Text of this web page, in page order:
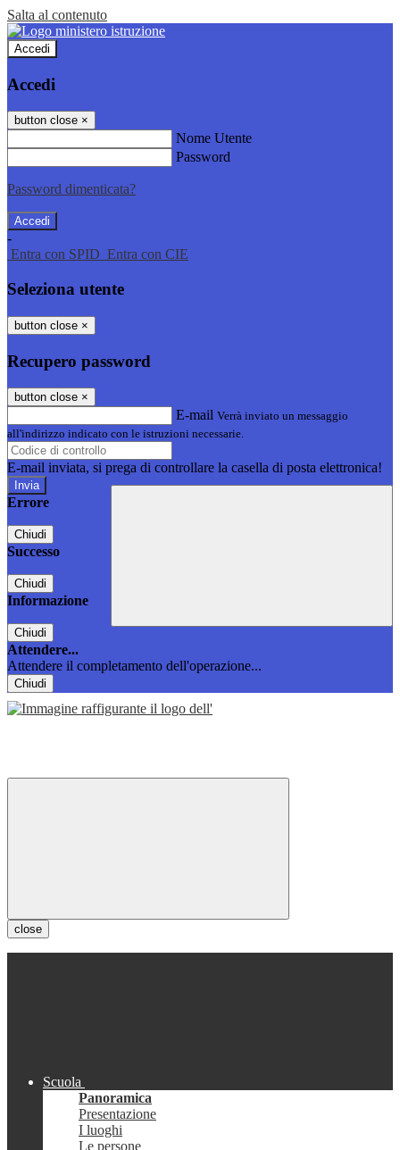
Salta al contenuto
Accedi
Accedi
button close ×
Nome Utente
Password
Password dimenticata?
-
Entra con SPID Entra con CIE
Seleziona utente
button close ×
Recupero password
button close ×
E-mail Verrà inviato un messaggio
all'indirizzo indicato con le istruzioni necessarie.
E-mail inviata, si prega di controllare la casella di posta elettronica!
Errore
Chiudi
Successo
Chiudi
Informazione
Chiudi
Attendere...
Attendere il completamento dell'operazione...
Chiudi
close
Scuola
Panoramica
Presentazione
I luoghi
Le persone